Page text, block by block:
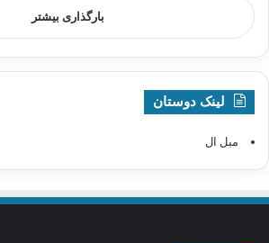
بارگذاری بیشتر
لینک دوستان
مبل ال